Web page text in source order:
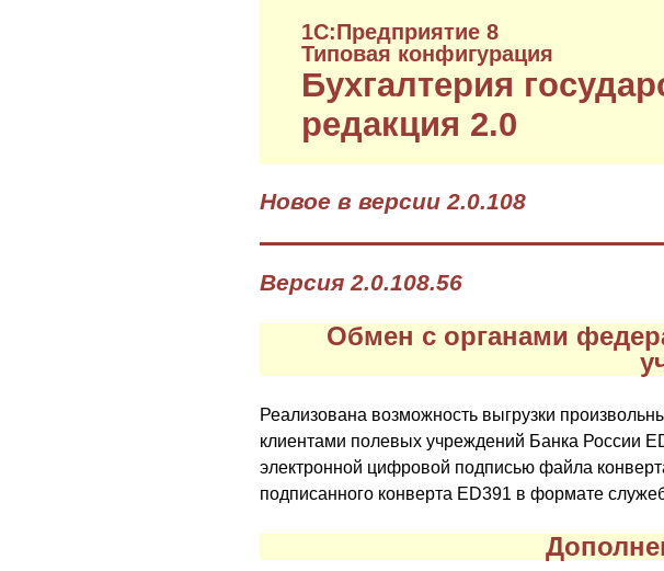
1C:Предприятие 8
Типовая конфигурация
Бухгалтерия
редакция 2.0
Новое в версии 2.0.108
Версия 2.0.108.56
Обмен с органами
Реализована возможность выгрузки
клиентами полевых учреждений Банка России
электронной цифровой подписью файла
подписанного конверта ED391 в формате